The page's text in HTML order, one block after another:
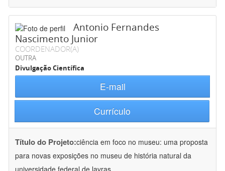
Antonio Fernandes
Nascimento Junior
COORDENADOR(A)
OUTRA
Divulgação Científica
E-mail
Currículo
Título do Projeto:ciência em foco no museu: uma proposta
para novas exposições no museu de história natural da